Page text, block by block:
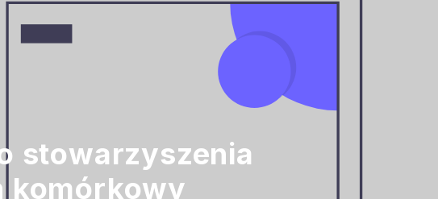
stowarzyszenia
komórkowy